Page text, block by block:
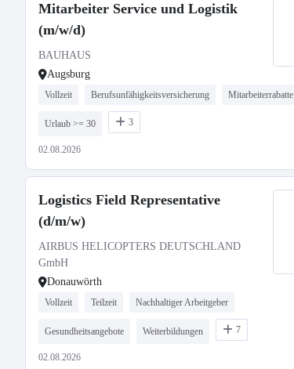
Mitarbeiter Service und Logistik
(m/w/d)
BAUHAUS
Augsburg
Vollzeit Berufsunfähigkeitsversicherung Mitarbeiterrabatte
Urlaub >= 30 3
02.08.2026
Logistics Field Representative
(d/m/w)
AIRBUS HELICOPTERS DEUTSCHLAND
GmbH
Donauwörth
Vollzeit Teilzeit Nachhaltiger Arbeitgeber
Gesundheitsangebote Weiterbildungen 7
02.08.2026